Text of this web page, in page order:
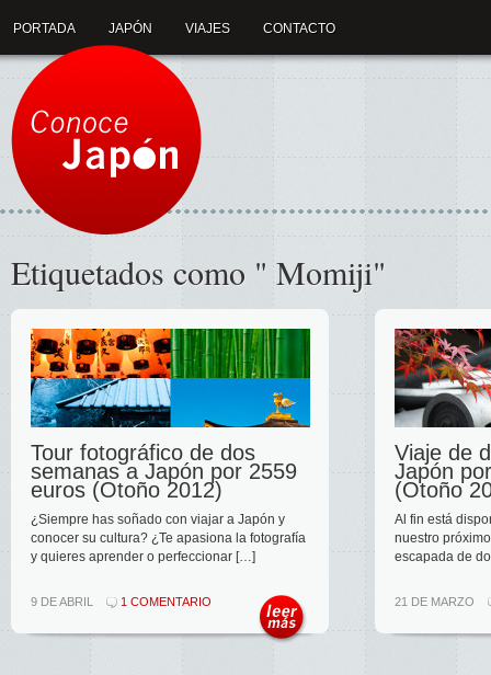
PORTADA JAPÓN VIAJES CONTACTO
Etiquetados como " Momiji"
Tour fotográfico de dos
semanas a Japón por 2559
euros (Otoño 2012)
¿Siempre has soñado con viajar a Japón y
conocer su cultura? ¿Te apasiona la fotografía
y quieres aprender o perfeccionar […]
9 DE ABRIL 1 COMENTARIO
Viaje de
Japón
(Otoño
Al fin está
nuestro
escapada de
21 DE MARZO